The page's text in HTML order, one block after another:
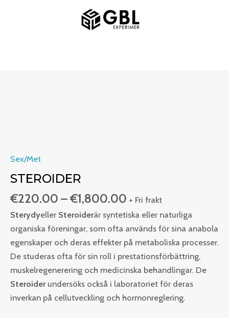
HUVUDMENY
Sex/Met
STEROIDER
€220.00 –€1,800.00 + Fri frakt
Sterydyeller Steroiderär syntetiska eller naturliga
organiska föreningar, som ofta används för sina anabola
egenskaper och deras effekter på metaboliska processer.
De studeras ofta för sin roll i prestationsförbättring,
muskelregenerering och medicinska behandlingar. De
Steroiderundersöks också i laboratoriet för deras
inverkan på cellutveckling och hormonreglering.